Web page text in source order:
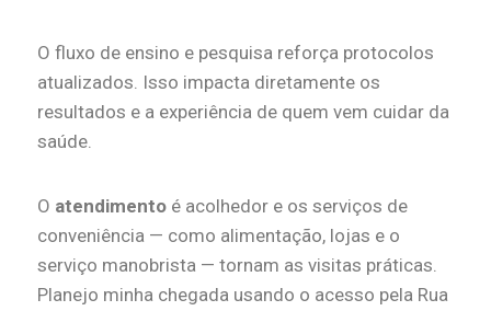
O fluxo de ensino e pesquisa reforça protocolos
atualizados. Isso impacta diretamente os
resultados e a experiência de quem vem cuidar da
saúde.
O atendimento é acolhedor e os serviços de
conveniência — como alimentação, lojas e o
serviço manobrista — tornam as visitas práticas.
Planejo minha chegada usando o acesso pela Rua